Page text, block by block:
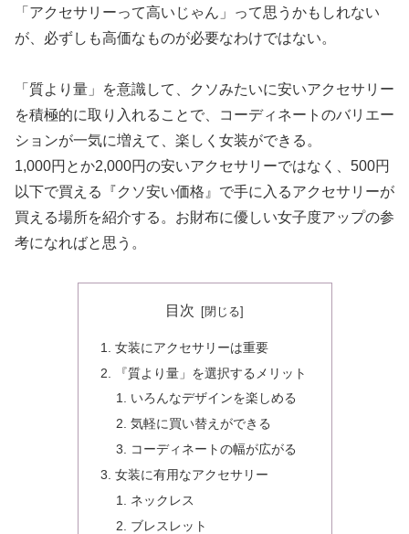
「アクセサリーって高いじゃん」って思うかもしれない
が、必ずしも高価なものが必要なわけではない。
「質より量」を意識して、クソみたいに安いアクセサリー
を積極的に取り入れることで、コーディネートのバリエー
ションが一気に増えて、楽しく女装ができる。
1,000円とか2,000円の安いアクセサリーではなく、500円
以下で買える『クソ安い価格』で手に入るアクセサリーが
買える場所を紹介する。お財布に優しい女子度アップの参
考になればと思う。
目次
女装にアクセサリーは重要
『質より量」を選択するメリット
いろんなデザインを楽しめる
気軽に買い替えができる
コーディネートの幅が広がる
女装に有用なアクセサリー
ネックレス
ブレスレット